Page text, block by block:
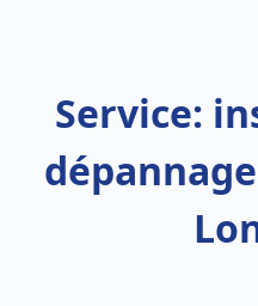
Service: